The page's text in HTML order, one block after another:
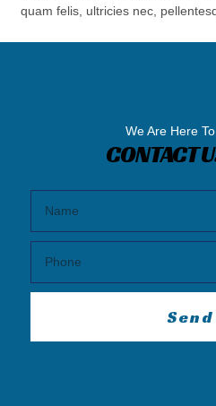
quam felis, ultricies nec,
We Are Here
CONTACT
Send